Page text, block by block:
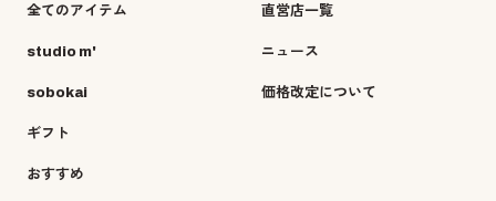
全てのアイテム
studio m'
sobokai
ギフト
おすすめ
直営店一覧
ニュース
価格改定について